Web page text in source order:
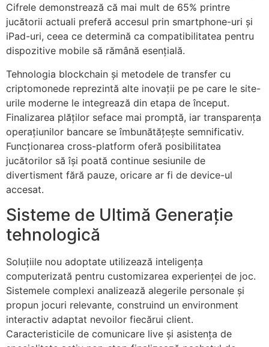
Cifrele demonstrează că mai mult de 65% printre
jucătorii actuali preferă accesul prin smartphone-uri și
iPad-uri, ceea ce determină ca compatibilitatea pentru
dispozitive mobile să rămână esențială.
Tehnologia blockchain și metodele de transfer cu
criptomonede reprezintă alte inovații pe pe care le site-
urile moderne le integrează din etapa de început.
Finalizarea plăților seface mai promptă, iar transparența
operațiunilor bancare se îmbunătățește semnificativ.
Funcționarea cross-platform oferă posibilitatea
jucătorilor să își poată continue sesiunile de
divertisment fără pauze, oricare ar fi de device-ul
accesat.
Sisteme de Ultimă Generație
tehnologică
Soluțiile nou adoptate utilizează inteligența
computerizată pentru customizarea experienței de joc.
Sistemele complexi analizează alegerile personale și
propun jocuri relevante, construind un environment
interactiv adaptat nevoilor fiecărui client.
Caracteristicile de comunicare live și asistența de